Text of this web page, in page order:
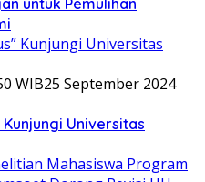
untuk Pemulihan
WIB25 September 2024
Kunjungi Universitas